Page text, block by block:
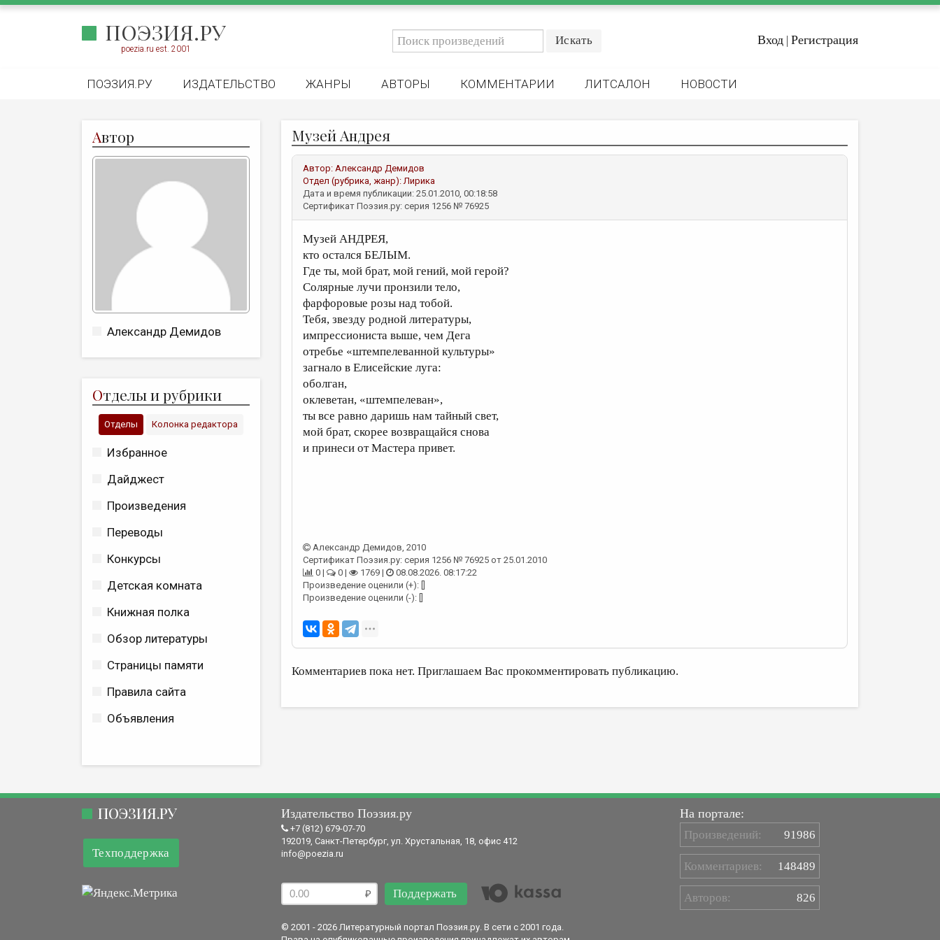
ПОЭЗИЯ.РУ
poezia.ru est. 2001
Вход | Регистрация
ПОЭЗИЯ.РУ ИЗДАТЕЛЬСТВО ЖАНРЫ АВТОРЫ КОММЕНТАРИИ ЛИТСАЛОН НОВОСТИ
Автор
Александр Демидов
Отделы и рубрики
Отделы Колонка редактора
Избранное
Дайджест
Произведения
Переводы
Конкурсы
Детская комната
Книжная полка
Обзор литературы
Страницы памяти
Правила сайта
Объявления
Музей Андрея
Автор: Александр Демидов
Отдел (рубрика, жанр):Лирика
Дата и время публикации: 25.01.2010, 00:18:58
Сертификат Поэзия.ру: серия 1256 № 76925
Музей АНДРЕЯ,
кто остался БЕЛЫМ.
Где ты, мой брат, мой гений, мой герой?
Солярные лучи пронзили тело,
фарфоровые розы над тобой.
Тебя, звезду родной литературы,
импрессиониста выше, чем Дега
отребье «штемпелеванной культуры»
загнало в Елисейские луга:
оболган,
оклеветан, «штемпелеван»,
ты все равно даришь нам тайный свет,
мой брат, скорее возвращайся снова
и принеси от Мастера привет.
Александр Демидов, 2010
Сертификат Поэзия.ру: серия 1256 № 76925 от 25.01.2010
0 |
0 | 1769 |
08.08.2026. 08:17:22
Произведение оценили (+): []
Произведение оценили (-): []
Комментариев пока нет. Приглашаем Вас прокомментировать публикацию.
ПОЭЗИЯ.РУ
Техподдержка
Издательство Поэзия.ру
+7 (812) 679-07-70
192019, Санкт-Петербург, ул. Хрустальная, 18, офис 412
info@poezia.ru
Поддержать
© 2001 - 2026 Литературный портал Поэзия.ру. В сети с 2001 года.
На портале:
Произведений: 91986
Комментариев: 148489
Авторов: 826